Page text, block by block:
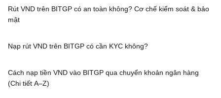
Rút VND trên BITGP có an toàn không? Cơ chế kiểm soát & bảo
mật
Nạp rút VND trên BITGP có cần KYC không?
Cách nạp tiền VND vào BITGP qua chuyển khoản ngân hàng
(Chi tiết A–Z)